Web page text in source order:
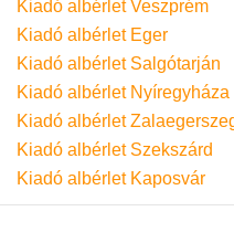
Kiadó albérlet Veszprém
Kiadó albérlet Eger
Kiadó albérlet Salgótarján
Kiadó albérlet Nyíregyháza
Kiadó albérlet
Kiadó albérlet Szekszárd
Kiadó albérlet Kaposvár